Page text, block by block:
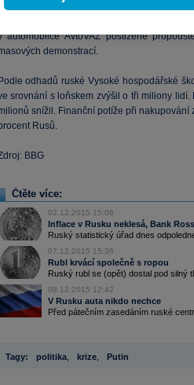
srovnání s koncem 90. let zvýšil o třetinu.
automobilce AvtoVAZ postižené
demonstrací.
Podle odhadů ruské Vysoké hospodářské
srovnání s loňskem zvýšil o tři miliony
snížil. Finanční potíže při
Rusů.
BBG
Čtěte více:
02.12.2015 15:06
Inflace v Rusku neklesá, Bank
Ruský statistický úřad dnes
07.12.2015 15:36
Rubl krvácí společně s ropou
Ruský rubl se (opět) dostal pod silný
08.12.2015 12:42
V Rusku auta nikdo nechce
Před pátečním zasedáním ruské
Tagy: politika, krize, Putin